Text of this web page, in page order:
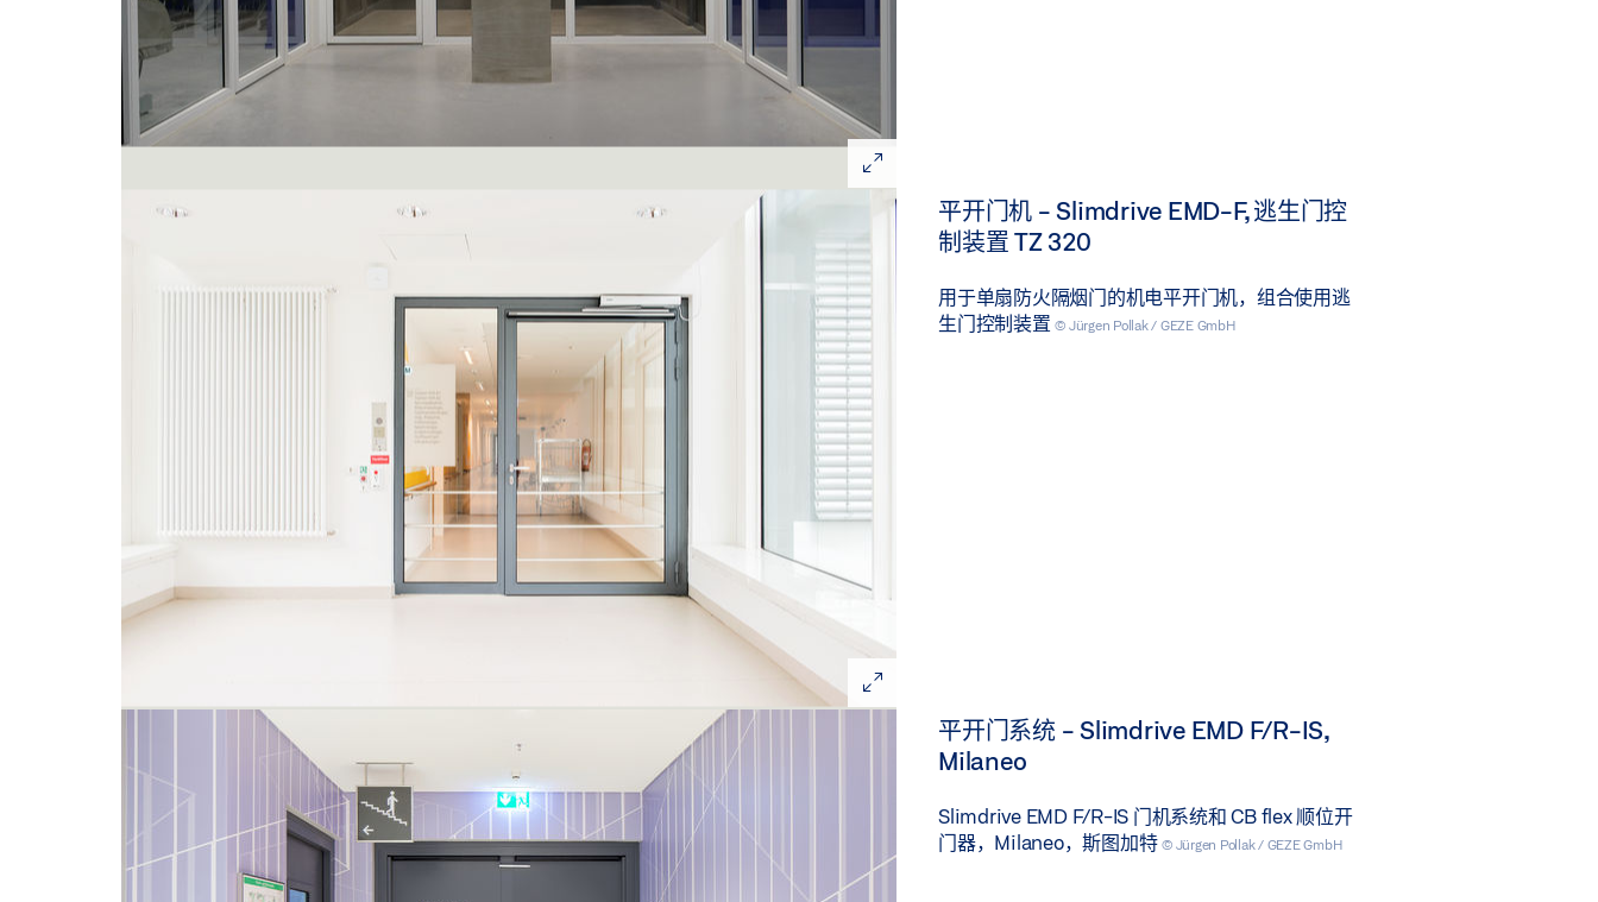
平开门机 - Slimdrive EMD-F, 逃生门控
制装置 TZ 320
用于单扇防火隔烟门的机电平开门机，组合使用逃
生门控制装置© Jürgen Pollak / GEZE GmbH
平开门系统 - Slimdrive EMD F/R-IS,
Milaneo
Slimdrive EMD F/R-IS 门机系统和 CB flex 顺位开
门器，Milaneo，斯图加特 © Jürgen Pollak / GEZE GmbH